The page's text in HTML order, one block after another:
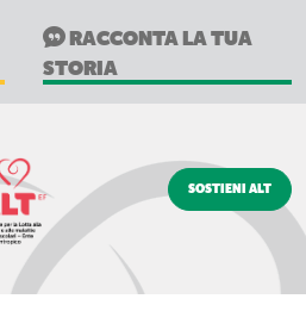
RACCONTA LA TUA
STORIA
SOSTIENI ALT